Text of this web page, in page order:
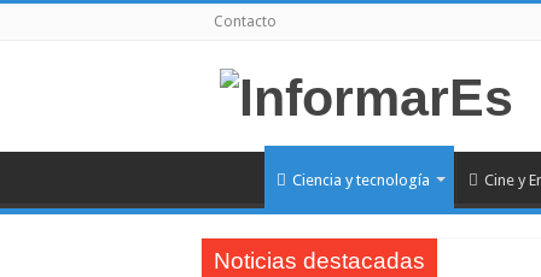
Contacto
Ciencia y tecnología Cine y
Noticias destacadas